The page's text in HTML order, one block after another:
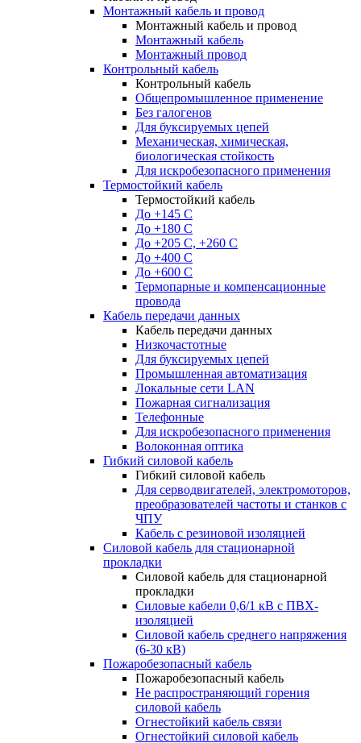
Монтажный кабель и провод
Монтажный кабель и провод
Монтажный кабель
Монтажный провод
Контрольный кабель
Контрольный кабель
Общепромышленное применение
Без галогенов
Для буксируемых цепей
Механическая, химическая,
биологическая стойкость
Для искробезопасного применения
Термостойкий кабель
Термостойкий кабель
До +145 С
До +180 C
До +205 С, +260 С
До +400 C
До +600 С
Термопарные и компенсационные
провода
Кабель передачи данных
Кабель передачи данных
Низкочастотные
Для буксируемых цепей
Промышленная автоматизация
Локальные сети LAN
Пожарная сигнализация
Телефонные
Для искробезопасного применения
Волоконная оптика
Гибкий силовой кабель
Гибкий силовой кабель
Для серводвигателей, электромоторов,
преобразователей частоты и станков с
ЧПУ
Кабель с резиновой изоляцией
Силовой кабель для стационарной
прокладки
Силовой кабель для стационарной
прокладки
Силовые кабели 0,6/1 кВ с ПВХ-
изоляцией
Силовой кабель среднего напряжения
(6-30 кВ)
Пожаробезопасный кабель
Пожаробезопасный кабель
Не распространяющий горения
силовой кабель
Огнестойкий кабель связи
Огнестойкий силовой кабель